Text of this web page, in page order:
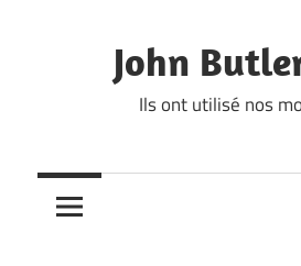
John
Ils ont utilisé nos